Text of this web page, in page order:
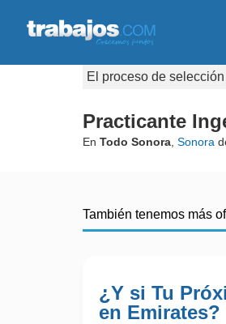
El proceso de
Practicante
En Todo Sonora Sonora
También tenemos más
¿Y si Tu
en Emirates?